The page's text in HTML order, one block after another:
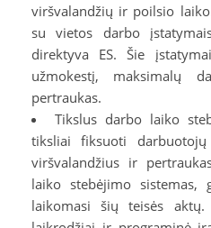
viršvalandžių ir poilsio
su vietos darbo
direktyva ES. Šie
užmokestį, maksimalų
pertraukas.
Tikslus darbo laiko
tiksliai fiksuoti
viršvalandžius ir
laiko stebėjimo
laikomasi šių teisės